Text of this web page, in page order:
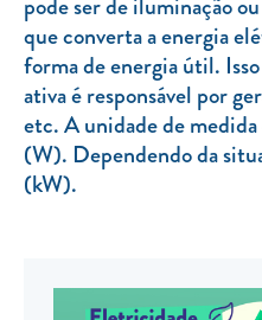
JUNTE-SE A NÓS
TARIFA SOCIAL
APP MOBILE
CONTADORES
EFICIÊNCIA
que converta a energia
forma de energia útil.
ativa é responsável por
etc. A unidade de
(W). Dependendo da
(kW).